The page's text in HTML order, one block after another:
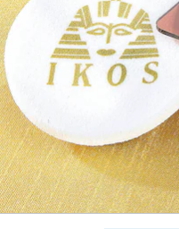
Newsletter